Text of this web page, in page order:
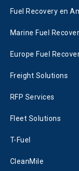
Fuel Recovery en
Marine Fuel
Europe Fuel
Freight Solutions
RFP Services
Fleet Solutions
T-Fuel
CleanMile